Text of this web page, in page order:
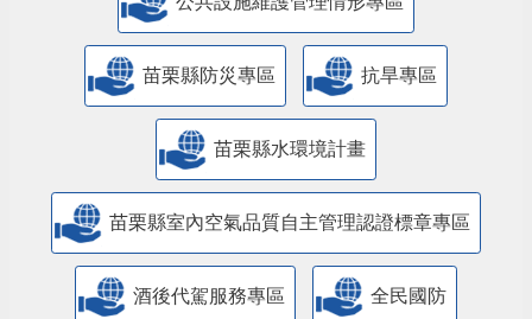
苗栗縣防災專區 抗旱專區
苗栗縣水環境計畫
苗栗縣室內空氣品質自主管理認證標章專區
酒後代駕服務專區 全民國防